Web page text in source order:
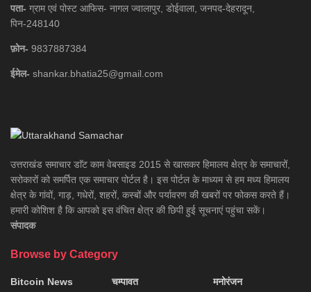
पता- ग्राम एवं पोस्ट आफिस- नागल ज्वालापुर, डोईवाला, जनपद-देहरादून,
पिन-248140
फ़ोन- 9837887384
ईमेल- shankar.bhatia25@gmail.com
उत्तराखंड समाचार डाॅट काम वेबसाइड 2015 से खासकर हिमालय क्षेत्र के समाचारों,
सरोकारों को समर्पित एक समाचार पोर्टल है। इस पोर्टल के माध्यम से हम मध्य हिमालय
क्षेत्र के गांवों, गाड़, गधेरों, शहरों, कस्बों और पर्यावरण की खबरों पर फोकस करते हैं।
हमारी कोशिश है कि आपको इस वंचित क्षेत्र की छिपी हुई सूचनाएं पहुंचा सकें।
संपादक
Browse by Category
Bitcoin News
चम्पावत
मनोरंजन